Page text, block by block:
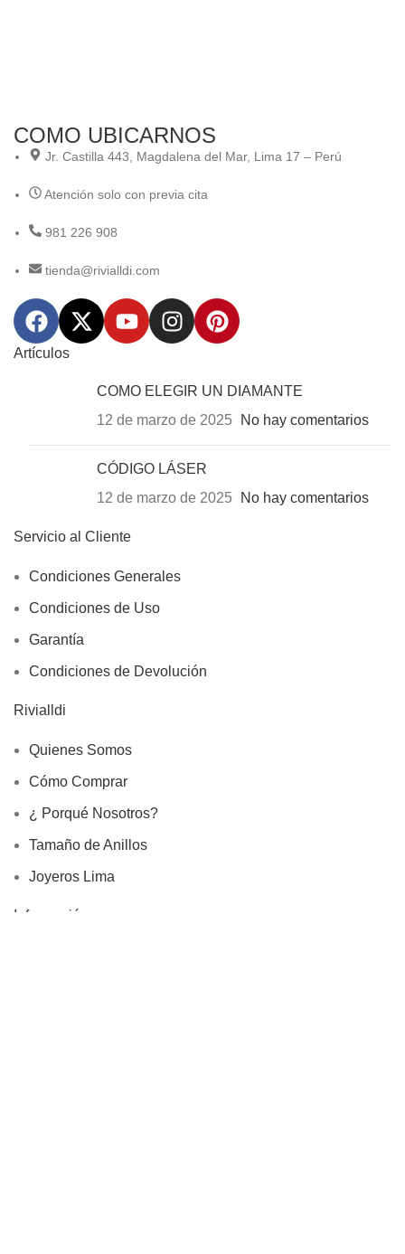
COMO UBICARNOS
Jr. Castilla 443, Magdalena del Mar, Lima 17 – Perú
Atención solo con previa cita
981 226 908
tienda@rivialldi.com
Artículos
COMO ELEGIR UN DIAMANTE
12 de marzo de 2025
No hay comentarios
CÓDIGO LÁSER
12 de marzo de 2025
No hay comentarios
Servicio al Cliente
Condiciones Generales
Condiciones de Uso
Garantía
Condiciones de Devolución
Rivialldi
Quienes Somos
Cómo Comprar
¿ Porqué Nosotros?
Tamaño de Anillos
Joyeros Lima
Información